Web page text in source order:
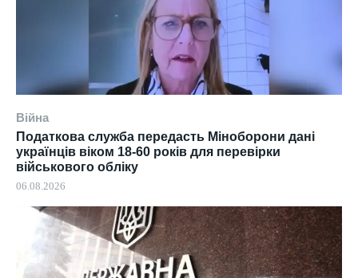
Війна
Податкова служба передасть Міноборони дані
українців віком 18-60 років для перевірки
військового обліку
06.08.2026